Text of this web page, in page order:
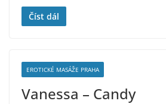
Číst dál
EROTICKÉ MASÁŽE PRAHA
Vanessa – Candy